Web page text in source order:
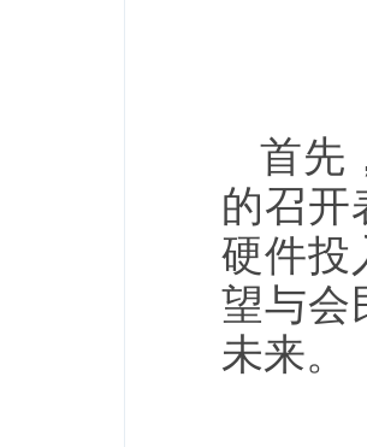
首先
的召开
硬件投
望与会
未来。